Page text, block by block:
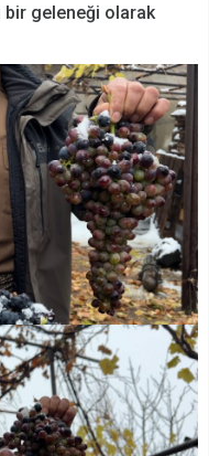
geleneği olarak